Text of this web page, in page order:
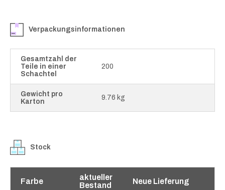
Verpackungsinformationen
Gesamtzahl der
Teile in einer
Schachtel
200
Gewicht pro
Karton
9.76 kg
Stock
Farbe
aktueller
Bestand
Neue Lieferung